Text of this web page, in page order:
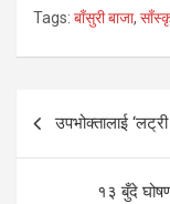
Tags: बाँसुरी बाजा,
Post
navigation
उपभोक्तालाई
१३ बुँदे